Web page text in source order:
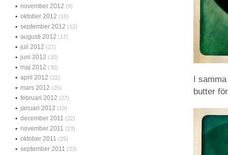
I
butter
november 2012 (9)
oktober 2012 (16)
september 2012 (12)
augusti 2012 (17)
juli 2012 (27)
juni 2012 (30)
maj 2012 (30)
april 2012 (22)
mars 2012 (25)
februari 2012 (27)
januari 2012 (19)
december 2011 (22)
november 2011 (23)
oktober 2011 (25)
september 2011 (33)